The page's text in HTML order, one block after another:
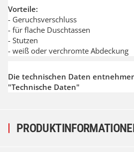
Vorteile:
- Geruchsverschluss
- für flache Duschtassen
- Stutzen
- weiß oder verchromte Abdeckung
Die technischen Daten
"Technische Daten"